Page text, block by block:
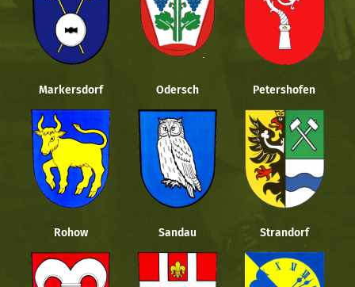
Markersdorf Odersch Petershofen
Rohow Sandau Strandorf